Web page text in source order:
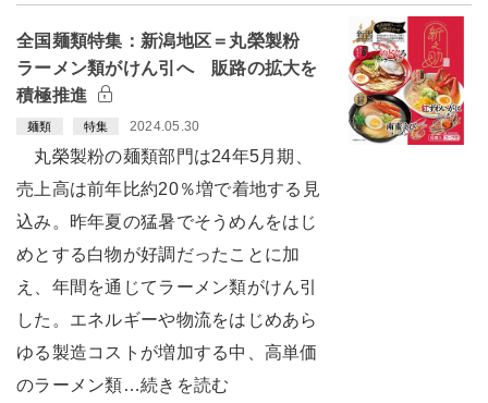
全国麺類特集：新潟地区＝丸榮製粉
ラーメン類がけん引へ 販路の拡大を
積極推進
麺類 特集 2024.05.30
丸榮製粉の麺類部門は24年5月期、
売上高は前年比約20％増で着地する見
込み。昨年夏の猛暑でそうめんをはじ
めとする白物が好調だったことに加
え、年間を通じてラーメン類がけん引
した。エネルギーや物流をはじめあら
ゆる製造コストが増加する中、高単価
のラーメン類…続きを読む